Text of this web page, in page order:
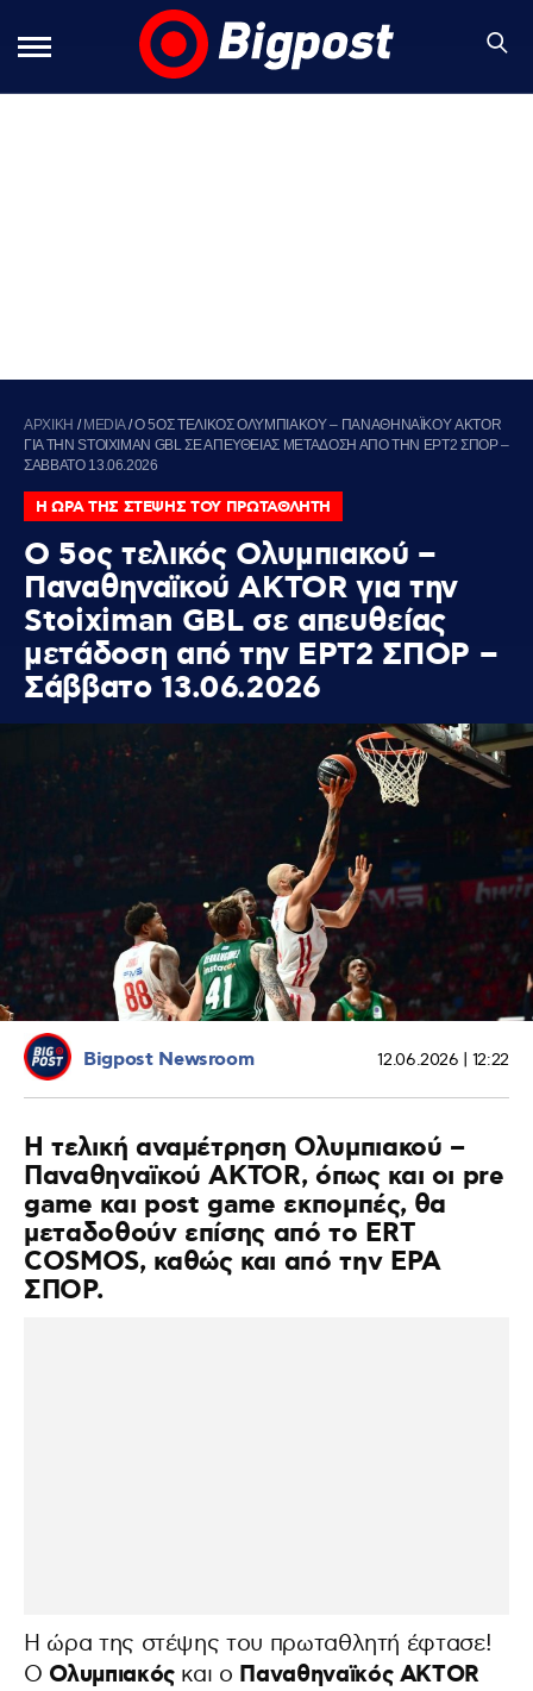
ΑΡΧΙΚΗ / MEDIA/Ο 5ΟΣ ΤΕΛΙΚΟΣ ΟΛΥΜΠΙΑΚΟΥ – ΠΑΝΑΘΗΝΑΪΚΟΥ AKTOR
ΓΙΑ ΤΗΝ STOIXIMAN GBL ΣΕ ΑΠΕΥΘΕΙΑΣ ΜΕΤΑΔΟΣΗ ΑΠΟ ΤΗΝ ΕΡΤ2 ΣΠΟΡ –
ΣΑΒΒΑΤΟ 13.06.2026
Η ΩΡΑ ΤΗΣ ΣΤΕΨΗΣ ΤΟΥ ΠΡΩΤΑΘΛΗΤΗ
Ο 5ος τελικός Ολυμπιακού –
Παναθηναϊκού AKTOR για την
Stoiximan GBL σε απευθείας
μετάδοση από την ΕΡΤ2 ΣΠΟΡ –
Σάββατο 13.06.2026
Bigpost Newsroom 12.06.2026 | 12:22
Η τελική αναμέτρηση Ολυμπιακού –
Παναθηναϊκού AKTOR, όπως και οι pre
game και post game εκπομπές, θα
μεταδοθούν επίσης από το ERT
COSMOS, καθώς και από την ΕΡΑ
ΣΠΟΡ.
Η ώρα της στέψης του πρωταθλητή έφτασε!
Ο Ολυμπιακόςκαι ο Παναθηναϊκός AKTOR